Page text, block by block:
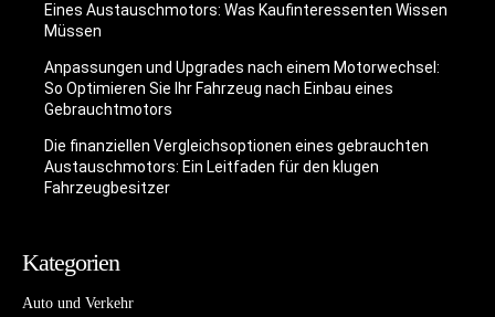
Eines Austauschmotors: Was Kaufinteressenten Wissen
Müssen
Anpassungen und Upgrades nach einem Motorwechsel:
So Optimieren Sie Ihr Fahrzeug nach Einbau eines
Gebrauchtmotors
Die finanziellen Vergleichsoptionen eines gebrauchten
Austauschmotors: Ein Leitfaden für den klugen
Fahrzeugbesitzer
Kategorien
Auto und Verkehr